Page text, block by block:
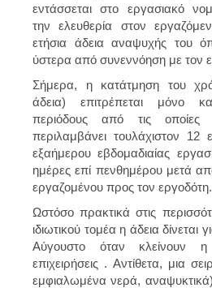
εντάσσεται στο εργασιακό
την ελευθερία στον
ετήσια άδεια αναψυχής του
ύστερα από συνεννόηση με τον
Σήμερα, η κατάτμηση του
άδεια) επιτρέπεται μόνο
περιόδους από τις
περιλαμβάνει τουλάχιστον 12
εξαήμερου εβδομαδιαίας
ημέρες επί πενθημέρου μετά
εργαζομένου προς τον εργοδότη.
Ωστόσο πρακτικά στις
ιδιωτικού τομέα η άδεια δίνεται
Αύγουστο όταν κλείνουν η
επιχειρήσεις . Αντίθετα, μια
εμφιαλωμένα νερά,